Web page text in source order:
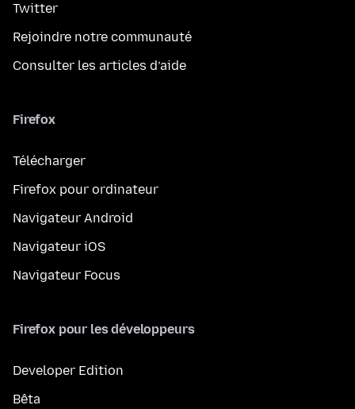
Twitter
Rejoindre notre communauté
Consulter les articles d’aide
Firefox
Télécharger
Firefox pour ordinateur
Navigateur Android
Navigateur iOS
Navigateur Focus
Firefox pour les développeurs
Developer Edition
Bêta